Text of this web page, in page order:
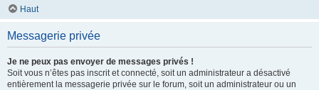
Haut
Messagerie privée
Je ne peux pas envoyer de messages privés !
Soit vous n’êtes pas inscrit et connecté, soit un administrateur a désactivé
entièrement la messagerie privée sur le forum, soit un administrateur ou un